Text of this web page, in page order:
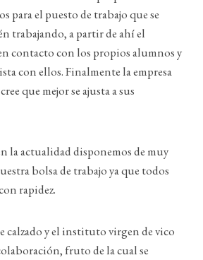
para el puesto de trabajo que se
trabajando, a partir de ahí el
contacto con los propios alumnos y
con ellos. Finalmente la empresa
que mejor se ajusta a sus
la actualidad disponemos de muy
bolsa de trabajo ya que todos
rapidez.
calzado y el instituto virgen de vico
fruto de la cual se